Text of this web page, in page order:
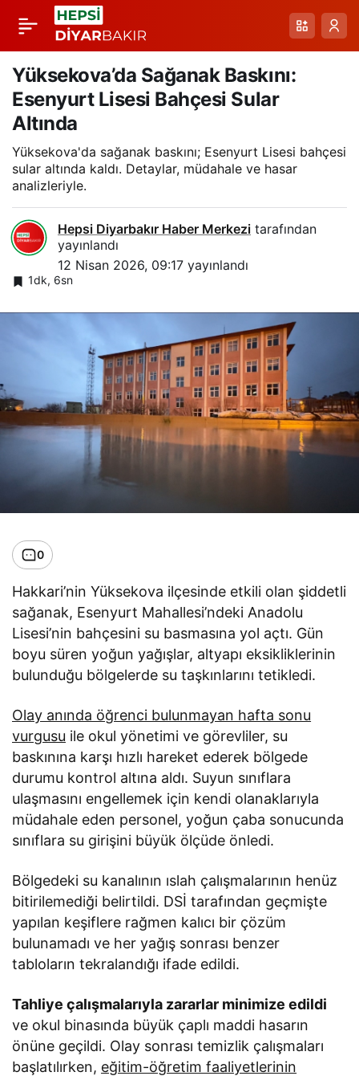
Yüksekova’da Sağanak Baskını:
Esenyurt Lisesi Bahçesi Sular
Altında
Yüksekova'da sağanak baskını; Esenyurt Lisesi bahçesi
sular altında kaldı. Detaylar, müdahale ve hasar
analizleriyle.
Hepsi Diyarbakır Haber Merkezi tarafından
yayınlandı
12 Nisan 2026, 09:17 yayınlandı
1dk, 6sn
0
Hakkari’nin Yüksekova ilçesinde etkili olan şiddetli
sağanak, Esenyurt Mahallesi’ndeki Anadolu
Lisesi’nin bahçesini su basmasına yol açtı. Gün
boyu süren yoğun yağışlar, altyapı eksikliklerinin
bulunduğu bölgelerde su taşkınlarını tetikledi.
Olay anında öğrenci bulunmayan hafta sonu
vurgusu ile okul yönetimi ve görevliler, su
baskınına karşı hızlı hareket ederek bölgede
durumu kontrol altına aldı. Suyun sınıflara
ulaşmasını engellemek için kendi olanaklarıyla
müdahale eden personel, yoğun çaba sonucunda
sınıflara su girişini büyük ölçüde önledi.
Bölgedeki su kanalının ıslah çalışmalarının henüz
bitirilemediği belirtildi. DSİ tarafından geçmişte
yapılan keşiflere rağmen kalıcı bir çözüm
bulunamadı ve her yağış sonrası benzer
tabloların tekralandığı ifade edildi.
Tahliye çalışmalarıyla zararlar minimize edildi
ve okul binasında büyük çaplı maddi hasarın
önüne geçildi. Olay sonrası temizlik çalışmaları
başlatılırken, eğitim-öğretim faaliyetlerinin
Yüksekova’da Nisan
Karı: Sisli Yollar ve
Park Halindeki
Otomobil Şenliği
Paylaş